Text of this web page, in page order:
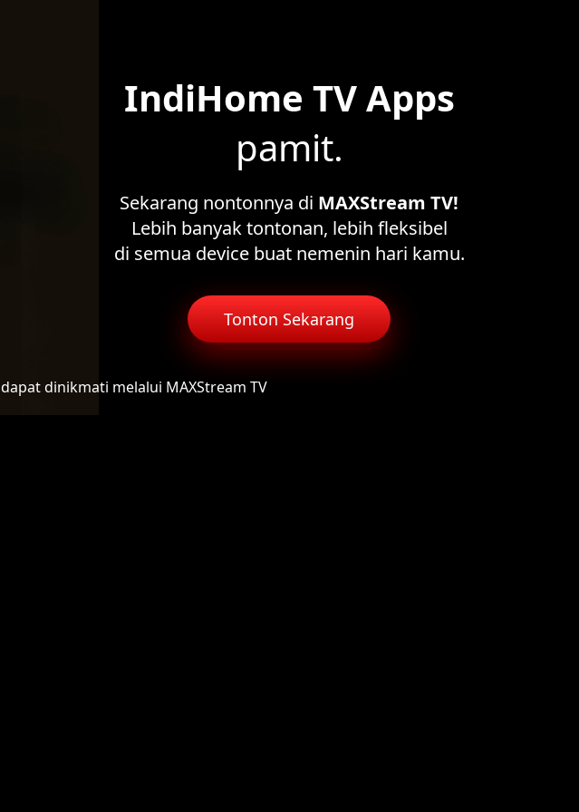
IndiHome TV Apps
pamit.
Sekarang nontonnya di MAXStream TV!
Lebih banyak tontonan, lebih fleksibel
di semua device buat nemenin hari kamu.
Tonton Sekarang
dapat dinikmati melalui MAXStream TV